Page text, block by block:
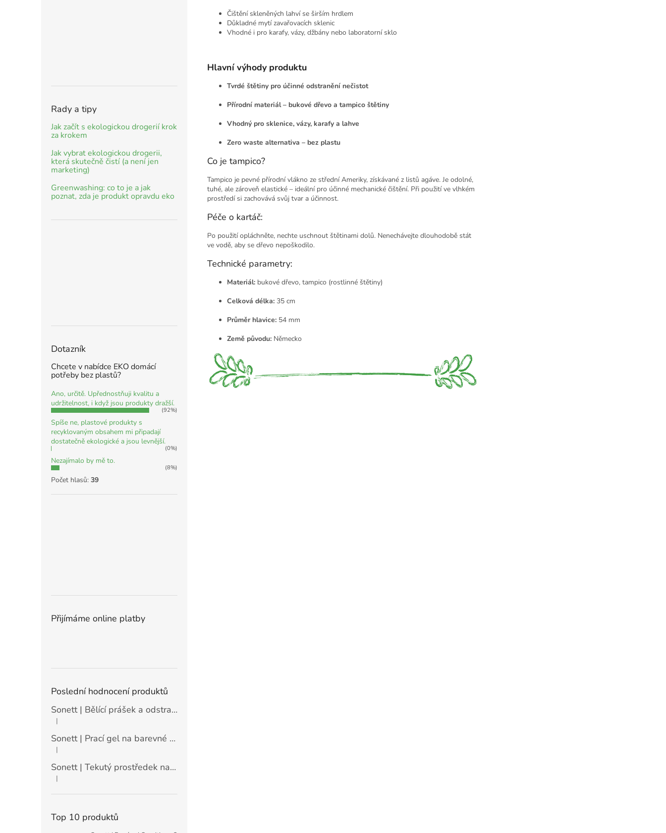
Rady a tipy
Jak začít s ekologickou drogerií krok
za krokem
Jak vybrat ekologickou drogerii,
která skutečně čistí (a není jen
marketing)
Greenwashing: co to je a jak
poznat, zda je produkt opravdu eko
Dotazník
Chcete v nabídce EKO domácí
potřeby bez plastů?
Ano, určitě. Upřednostňuji kvalitu a
udržitelnost, i když jsou produkty dražší.
(92%)
Spíše ne, plastové produkty s
recyklovaným obsahem mi připadají
dostatečně ekologické a jsou levnější.
(0%)
Nezajímalo by mě to.
(8%)
Počet hlasů: 39
Přijímáme online platby
Poslední hodnocení produktů
Sonett | Bělící prášek a odstraňovač skvrn - 900 g
Hodnocení produktu je 5 z 5 hvězdiček.
|
Sonett | Prací gel na barevné prádlo máta a citrón - 10 l
Hodnocení produktu je 5 z 5 hvězdiček.
|
Sonett | Tekutý prostředek na nádobí Sensitive - 10 l
Hodnocení produktu je 5 z 5 hvězdiček.
|
Top 10 produktů
Čištění skleněných lahví se širším hrdlem
Důkladné mytí zavařovacích sklenic
Vhodné i pro karafy, vázy, džbány nebo laboratorní sklo
Hlavní výhody produktu
Tvrdé štětiny pro účinné odstranění nečistot
Přírodní materiál – bukové dřevo a tampico štětiny
Vhodný pro sklenice, vázy, karafy a lahve
Zero waste alternativa – bez plastu
Co je tampico?
Tampico je pevné přírodní vlákno ze střední Ameriky, získávané z listů agáve. Je odolné,
tuhé, ale zároveň elastické – ideální pro účinné mechanické čištění. Při použití ve vlhkém
prostředí si zachovává svůj tvar a účinnost.
Péče o kartáč:
Po použití opláchněte, nechte uschnout štětinami dolů. Nenechávejte dlouhodobě stát
ve vodě, aby se dřevo nepoškodilo.
Technické parametry:
Materiál: bukové dřevo, tampico (rostlinné štětiny)
Celková délka: 35 cm
Průměr hlavice: 54 mm
Země původu: Německo